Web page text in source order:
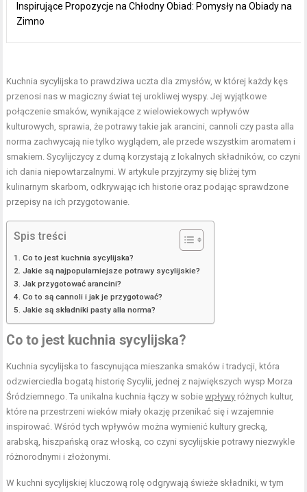
Inspirujące Propozycje na Chłodny Obiad: Pomysły na Obiady na
Zimno
Kuchnia sycylijska to prawdziwa uczta dla zmysłów, w której każdy kęs
przenosi nas w magiczny świat tej urokliwej wyspy. Jej wyjątkowe
połączenie smaków, wynikające z wielowiekowych wpływów
kulturowych, sprawia, że potrawy takie jak arancini, cannoli czy pasta alla
norma zachwycają nie tylko wyglądem, ale przede wszystkim aromatem i
smakiem. Sycylijczycy z dumą korzystają z lokalnych składników, co czyni
ich dania niepowtarzalnymi. W artykule przyjrzymy się bliżej tym
kulinarnym skarbom, odkrywając ich historie oraz podając sprawdzone
przepisy na ich przygotowanie.
Spis treści
Co to jest kuchnia sycylijska?
Jakie są najpopularniejsze potrawy sycylijskie?
Jak przygotować arancini?
Co to są cannoli i jak je przygotować?
Jakie są składniki pasty alla norma?
Co to jest kuchnia sycylijska?
Kuchnia sycylijska to fascynująca mieszanka smaków i tradycji, która
odzwierciedla bogatą historię Sycylii, jednej z największych wysp Morza
Śródziemnego. Ta unikalna kuchnia łączy w sobiewpływy różnych kultur,
które na przestrzeni wieków miały okazję przenikać się i wzajemnie
inspirować. Wśród tych wpływów można wymienić kultury grecką,
arabską, hiszpańską oraz włoską, co czyni sycylijskie potrawy niezwykle
różnorodnymi i złożonymi.
W kuchni sycylijskiej kluczową rolę odgrywają świeże składniki, w tym